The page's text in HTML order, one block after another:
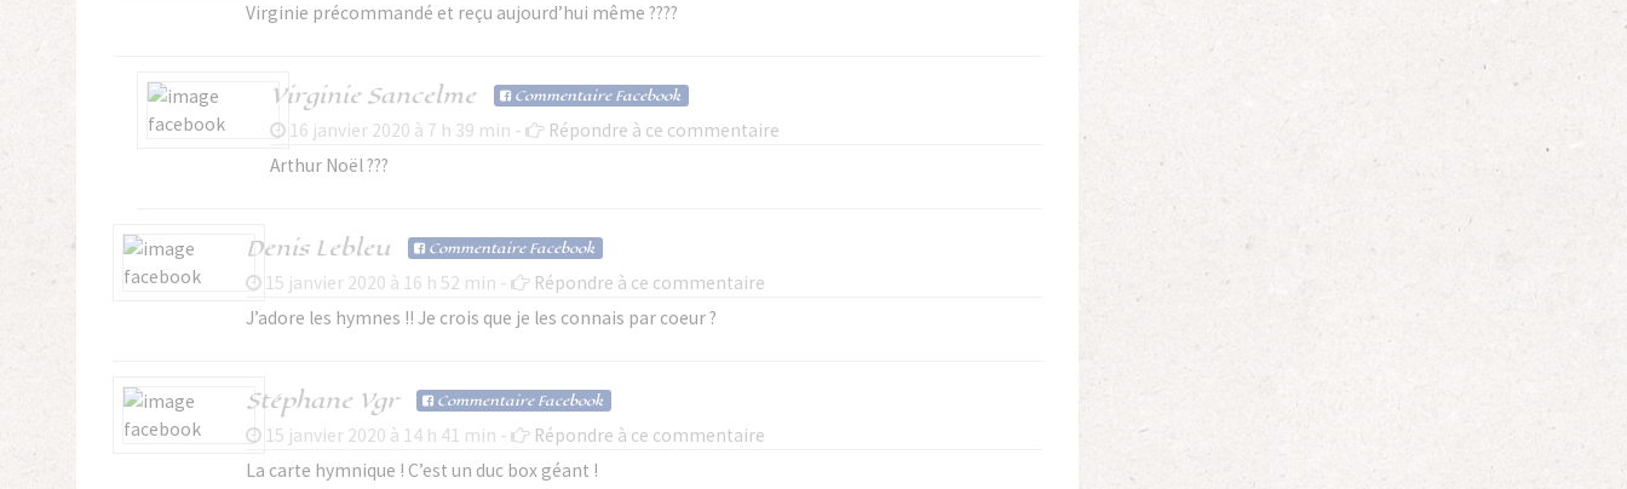
Virginie précommandé et reçu aujourd’hui même ????
Virginie Sancelme Commentaire Facebook
16 janvier 2020 à 7 h 39 min -
Répondre à ce commentaire
Arthur Noël ???
Denis Lebleu Commentaire Facebook
15 janvier 2020 à 16 h 52 min -
Répondre à ce commentaire
J’adore les hymnes !! Je crois que je les connais par coeur ?
Stéphane Vgr Commentaire Facebook
15 janvier 2020 à 14 h 41 min -
Répondre à ce commentaire
La carte hymnique ! C’est un duc box géant !